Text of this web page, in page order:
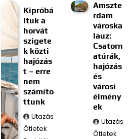
Kipróbá
ltuk a
horvát
szigete
k közti
hajózás
t – erre
nem
számíto
ttunk
Utazás
Ötletek
Amszte
rdam
városka
lauz:
Csatorn
atúrák,
hajózás
és
városi
élmény
ek
Utazás
Ötletek